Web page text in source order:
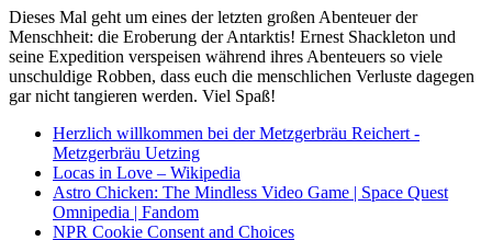
Dieses Mal geht um eines der letzten großen Abenteuer der
Menschheit: die Eroberung der Antarktis! Ernest Shackleton und
seine Expedition verspeisen während ihres Abenteuers so viele
unschuldige Robben, dass euch die menschlichen Verluste dagegen
gar nicht tangieren werden. Viel Spaß!
Herzlich willkommen bei der Metzgerbräu Reichert -
Metzgerbräu Uetzing
Locas in Love – Wikipedia
Astro Chicken: The Mindless Video Game | Space Quest
Omnipedia | Fandom
NPR Cookie Consent and Choices